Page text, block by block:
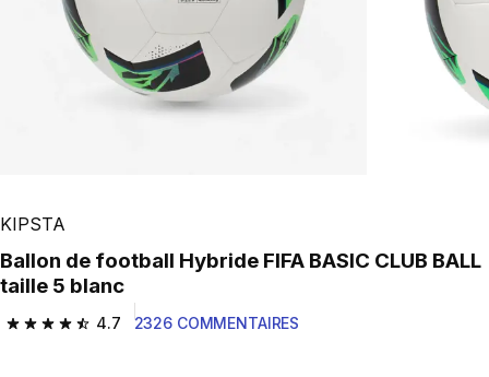
KIPSTA
Ballon de football Hybride FIFA BASIC CLUB BALL
taille 5 blanc
4.7
4.7 out of 5 stars from 2326 reviews
2326 COMMENTAIRES